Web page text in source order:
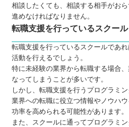
相談したくても、相談する相手がお
進めなければなりません。
転職支援を行っているスクー
転職支援を行っているスクールであ
活動を行えるでしょう。
特に未経験の業界から転職する場合
なってしまうことが多いです。
しかし、転職支援を行うプログラミ
業界への転職に役立つ情報やノウハ
功率を高められる可能性があります。
また、スクールに通ってプログラミ